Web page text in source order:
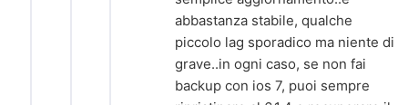
abbastanza stabile, qualche
piccolo lag sporadico ma niente di
grave..in ogni caso, se non fai
backup con ios 7, puoi sempre